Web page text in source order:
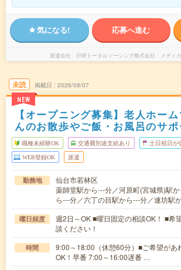
気になる! 応募へ進む
派遣会社 日研トータルソーシング株式会社 メディ
未読
NEW
掲載日 2026/08/07
【オープニング募集】老人ホー
んのお散歩やご飯・お風呂のサポ
職種未経験OK 交通費別途支給あり 土日祝日が
WEB登録OK 派遣
勤務地
仙台市若林区
薬師堂駅から---分／河原町(宮城県)駅
ら---分／六丁の目駅から---分／連坊駅
曜日頻度
週2日～OK ■曜日固定の相談OK！ ■希
談ください！
時間
9:00～18:00（休憩60分）■ご希望があ
OK！早番 7:00～16:00遅番 …